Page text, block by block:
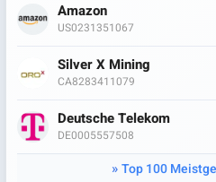
Amazon
US0231351067
Silver X Mining
CA8283411079
Deutsche Telekom
DE0005557508
Top 100